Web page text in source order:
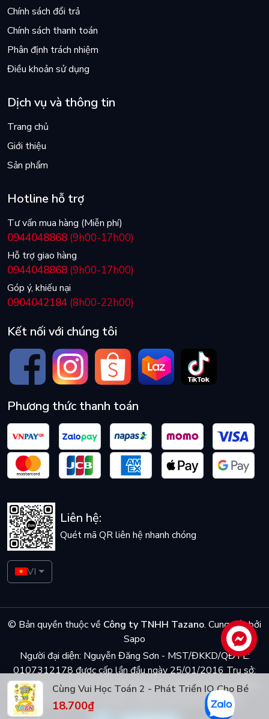
Cùng Vui Học Toán 2 - Phát Triển IQ Cho Bé
18.700₫
Chính sách đổi trả
Chính sách thanh toán
Phân định trách nhiệm
Điều khoản sử dụng
Dịch vụ và thông tin
Trang chủ
Giới thiệu
Sản phẩm
Hotline hỗ trợ
Tư vấn mua hàng (Miễn phí)
0944048868 (9h00-17h00)
Hỗ trợ giao hàng
0944048868 (9h00-17h00)
Góp ý, khiếu nại
0904042184 (8h00-22h00)
Kết nối với chúng tôi
Phương thức thanh toán
Liên hệ:
Quét mã QR liên hệ nhanh chóng
VI
© Bản quyền thuộc về Công ty TNHH Tazano. Cung cấp bởi
Sapo
Người đại diện: Nguyễn Đăng Sơn - MST/ĐKKD/QĐTL:
0107312178 được cấp lần đầu ngày 25/01/2016 Trụ sở:
Số 5 ngõ Dã Tương, phố Dã Tượng, phường Trần Hưng Đạo,
quận Hoàn Kiếm, Hà Nội - Điện thoại: 0944048868
Liên hệ